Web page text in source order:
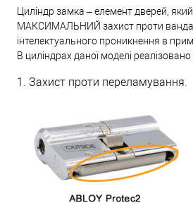
Циліндр замка – елемент дверей,
МАКСИМАЛЬНИЙ захист проти
інтелектуального проникнення в
В циліндрах даної моделі реалізовано
1. Захист проти переламування.